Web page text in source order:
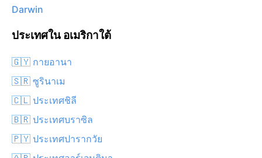
Darwin
ประเทศใน อเมริกาใต้
🇬🇾 กายอานา
🇸🇷 ซูรินาเม
🇨🇱 ประเทศชิลี
🇧🇷 ประเทศบราซิล
🇵🇾 ประเทศปารากวัย